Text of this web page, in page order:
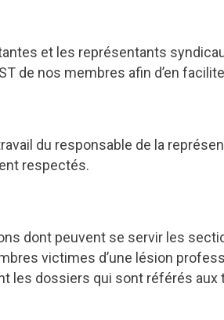
et les représentants
de nos membres afin d’en
du responsable de la
respectés.
dont peuvent se servir les
victimes d’une lésion
les dossiers qui sont référés